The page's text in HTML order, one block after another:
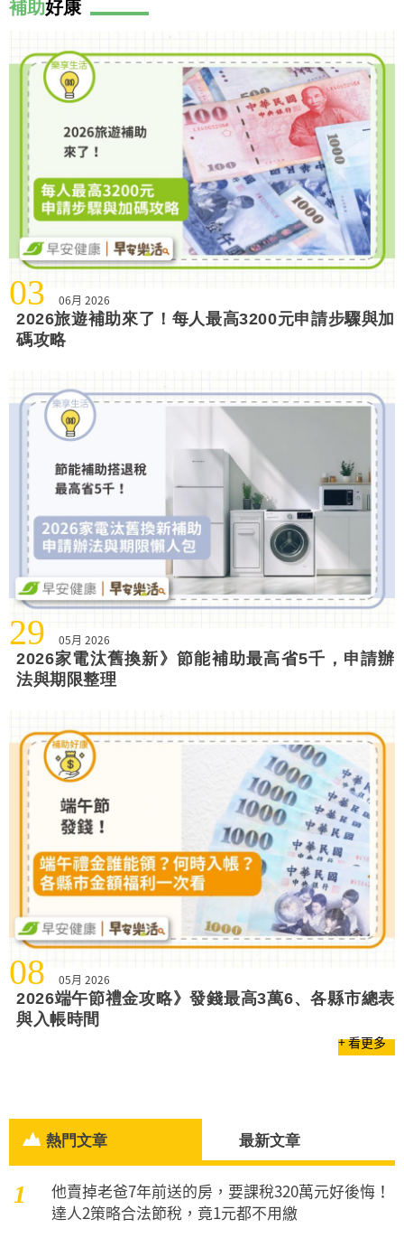
補助好康
03 06月 2026
2026旅遊補助來了！每人最高3200元申請步驟與加
碼攻略
29 05月 2026
2026家電汰舊換新》節能補助最高省5千，申請辦
法與期限整理
08 05月 2026
2026端午節禮金攻略》發錢最高3萬6、各縣市總表
與入帳時間
+ 看更多
熱門文章 最新文章
1
他賣掉老爸7年前送的房，要課稅320萬元好後悔！
達人2策略合法節稅，竟1元都不用繳